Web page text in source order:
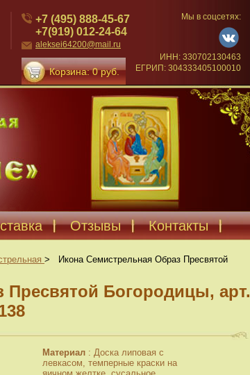
+7 (495) 888-45-67
+7(919) 012-24-64
aleksei64200@mail.ru
Корзина: 0 руб.
Мы в соцсетях:
ИНН: 330702130463
ЕГРИП: 304333405100010
Отзывы Контакты
>
Икона Семистрельная Образ Пресвятой
Богородицы, арт.
Материал : Доска липовая с
левкасом, темперные краски на